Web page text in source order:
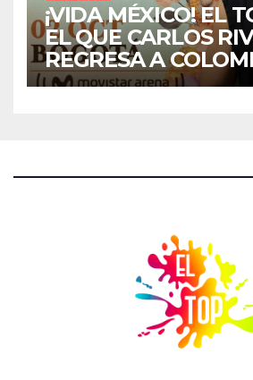
¡VIDA MÉXICO! EL
EL QUE CARLOS
REGRESA A